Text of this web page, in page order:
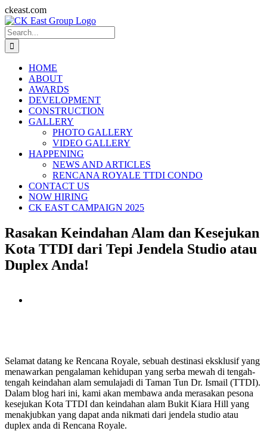
ckeast.comSkip
to
Search
for:
HOME
ABOUT
AWARDS
DEVELOPMENT
CONSTRUCTION
GALLERY
PHOTO GALLERY
VIDEO GALLERY
HAPPENING
NEWS AND ARTICLES
RENCANA ROYALE TTDI CONDO
CONTACT US
NOW HIRING
CK EAST CAMPAIGN 2025
Rasakan Keindahan Alam dan Kesejukan
Kota TTDI dari Tepi Jendela Studio atau
Duplex Anda!
Selamat datang ke Rencana Royale, sebuah destinasi eksklusif yang
menawarkan pengalaman kehidupan yang serba mewah di tengah-
tengah keindahan alam semulajadi di Taman Tun Dr. Ismail (TTDI).
Dalam blog hari ini, kami akan membawa anda merasakan pesona
kesejukan Kota TTDI dan keindahan alam Bukit Kiara Hill yang
menakjubkan yang dapat anda nikmati dari jendela studio atau
duplex anda di Rencana Royale.